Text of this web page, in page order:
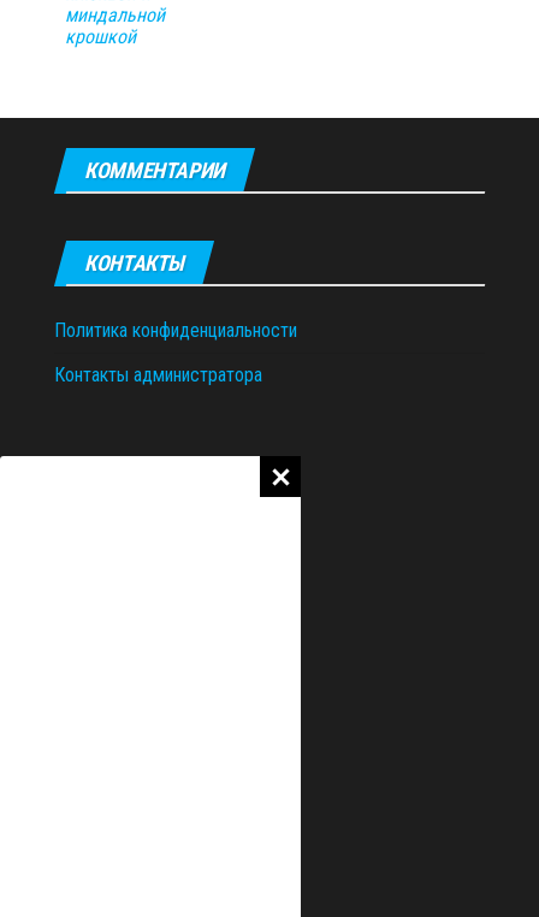
миндальной
крошкой
КОММЕНТАРИИ
КОНТАКТЫ
Политика конфиденциальности
Контакты администратора